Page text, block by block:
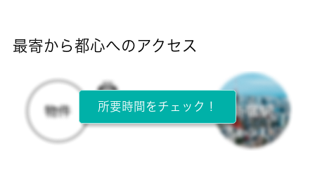
所在階
3階 / 4階建
最寄から都心へのアクセス
所要時間をチェック！